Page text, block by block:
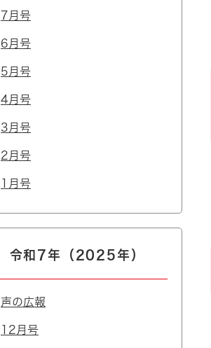
7月号
6月号
5月号
4月号
3月号
2月号
1月号
令和7年（2025年）
声の広報
12月号